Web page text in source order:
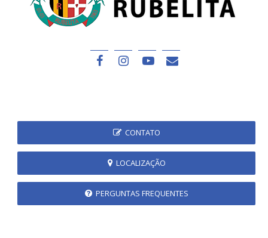
CONTATO
LOCALIZAÇÃO
PERGUNTAS FREQUENTES